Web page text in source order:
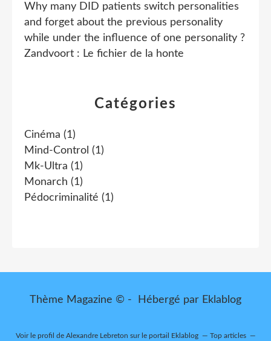
Catégories
Cinéma (1)
Mind-Control (1)
Mk-Ultra (1)
Monarch (1)
Pédocriminalité (1)
Why many DID patients switch personalities
and forget about the previous personality
while under the influence of one personality ?
Zandvoort : Le fichier de la honte
Thème Magazine © - Hébergé par Eklablog
Voir le profil de Alexandre Lebreton sur le portail Eklablog Top articles